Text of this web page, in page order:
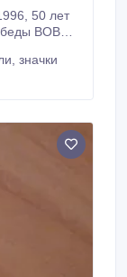
50 лет
значки